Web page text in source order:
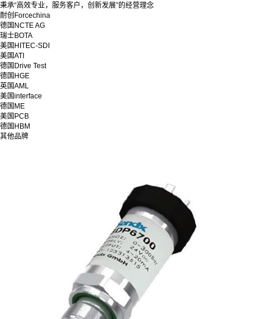
秉承“高效专业，服务客户，创新发展”的经营理念
耐创Forcechina
德国NCTE AG
瑞士BOTA
美国HITEC-SDI
美国ATI
德国Drive Test
德国HGE
英国AML
美国interface
德国ME
美国PCB
德国HBM
其他品牌